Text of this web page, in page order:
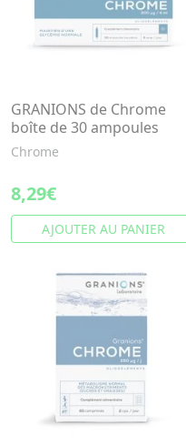
GRANIONS de Chrome
boîte de 30 ampoules
Chrome
8,29€
AJOUTER AU PANIER